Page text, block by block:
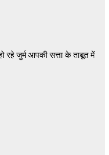
रहे जुर्म आपकी सत्ता के ताबूत में